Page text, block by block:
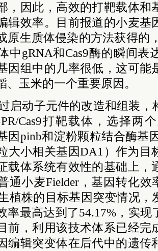
，因此，高效的打靶载体和
辑效率。目前报道的小麦基
原生质体侵染的方法获得的
中gRNA和Cas9酶的瞬间表
因组中的几率很低，这可能
、玉米的一个重要原因。
启动子元件的改造和组装，
Cas9打靶载体，选择两
因pinb和淀粉颗粒结合酶基
大小相关基因DA1）作为目
载体系统有效性的基础上，
通小麦Fielder，基因转化效
植株的目标基因突变情况，
率最高达到了54.17%，实现
前，利用该技术体系已经完
编辑突变体在后代中的遗传